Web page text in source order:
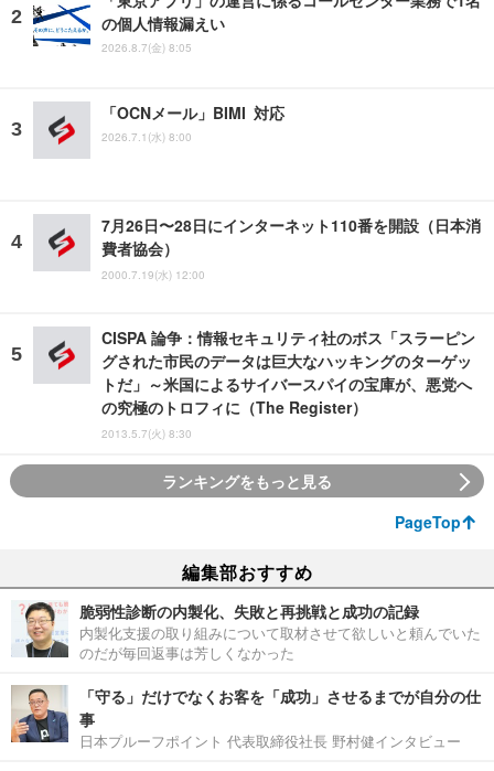
の個人情報漏えい
2026.8.7(金) 8:05
「OCNメール」BIMI 対応
2026.7.1(水) 8:00
7月26日〜28日にインターネット110番を開設（日本消
費者協会）
2000.7.19(水) 12:00
CISPA 論争：情報セキュリティ社のボス「スラーピン
グされた市民のデータは巨大なハッキングのターゲッ
トだ」～米国によるサイバースパイの宝庫が、悪党へ
の究極のトロフィに（The Register）
2013.5.7(火) 8:30
ランキングをもっと見る
PageTop
編集部おすすめ
脆弱性診断の内製化、失敗と再挑戦と成功の記録
内製化支援の取り組みについて取材させて欲しいと頼んでいた
のだが毎回返事は芳しくなかった
「守る」だけでなくお客を「成功」させるまでが自分の仕
事
日本プルーフポイント 代表取締役社長 野村健インタビュー